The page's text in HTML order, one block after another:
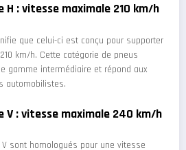
H : vitesse maximale 210 km/h
que celui-ci est conçu pour supporter
km/h. Cette catégorie de pneus
gamme intermédiaire et répond aux
automobilistes.
V : vitesse maximale 240 km/h
sont homologués pour une vitesse